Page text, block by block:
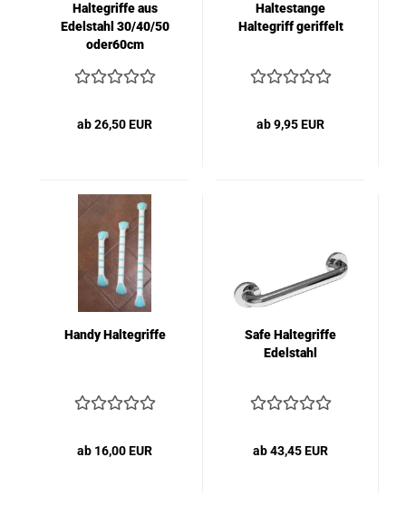
Haltegriffe aus
Edelstahl 30/40/50
oder60cm
ab 26,50 EUR
Haltestange
Haltegriff geriffelt
ab 9,95 EUR
Handy Haltegriffe
ab 16,00 EUR
Safe Haltegriffe
Edelstahl
ab 43,45 EUR